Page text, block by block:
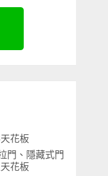
花板
門、隱藏式門
花板